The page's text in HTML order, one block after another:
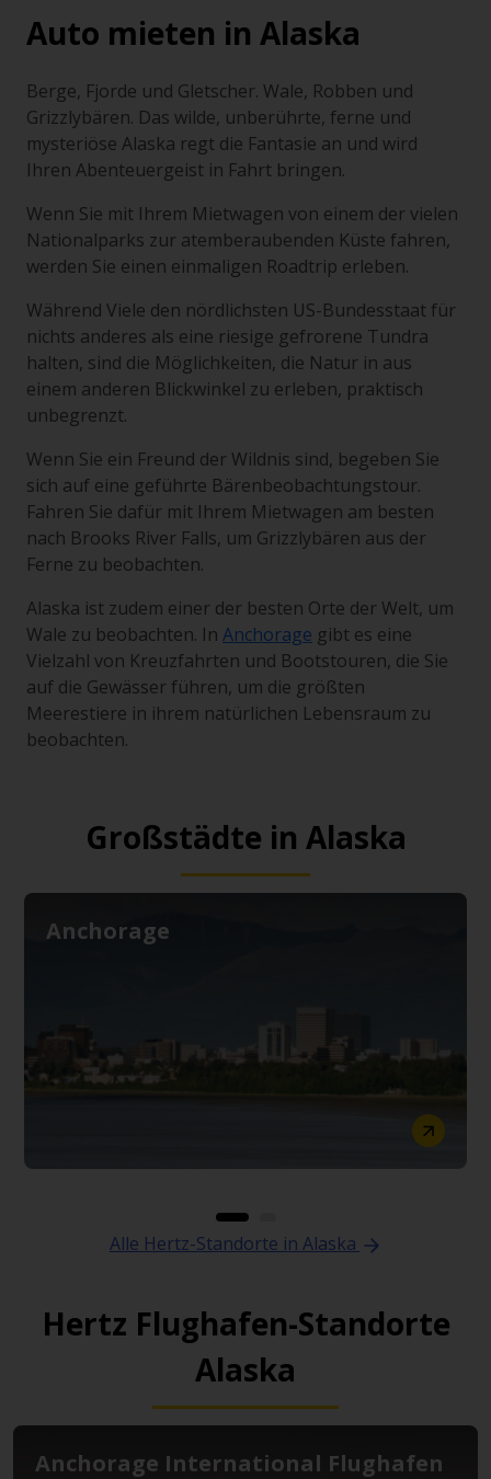
Auto mieten in Alaska
Berge, Fjorde und Gletscher. Wale, Robben und
Grizzlybären. Das wilde, unberührte, ferne und
mysteriöse Alaska regt die Fantasie an und wird
Ihren Abenteuergeist in Fahrt bringen.
Wenn Sie mit Ihrem Mietwagen von einem der vielen
Nationalparks zur atemberaubenden Küste fahren,
werden Sie einen einmaligen Roadtrip erleben.
Während Viele den nördlichsten US-Bundesstaat für
nichts anderes als eine riesige gefrorene Tundra
halten, sind die Möglichkeiten, die Natur in aus
einem anderen Blickwinkel zu erleben, praktisch
unbegrenzt.
Wenn Sie ein Freund der Wildnis sind, begeben Sie
sich auf eine geführte Bärenbeobachtungstour.
Fahren Sie dafür mit Ihrem Mietwagen am besten
nach Brooks River Falls, um Grizzlybären aus der
Ferne zu beobachten.
Alaska ist zudem einer der besten Orte der Welt, um
Wale zu beobachten. In Anchorage gibt es eine
Vielzahl von Kreuzfahrten und Bootstouren, die Sie
auf die Gewässer führen, um die größten
Meerestiere in ihrem natürlichen Lebensraum zu
beobachten.
Großstädte in Alaska
Anchorage
Alle Hertz-Standorte in Alaska
Hertz Flughafen-Standorte
Alaska
Anchorage International Flughafen